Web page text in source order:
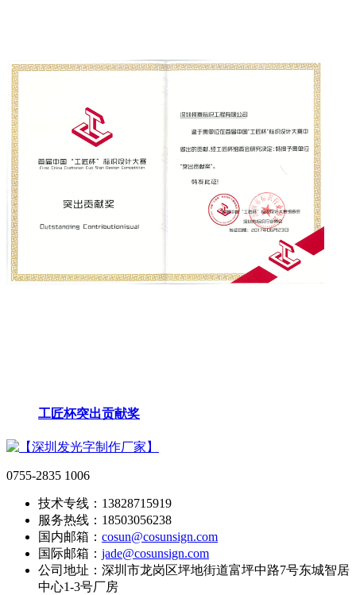
工匠杯突出贡献奖
0755-2835 1006
技术专线：13828715919
服务热线：18503056238
国内邮箱： cosun@cosunsign.com
国际邮箱： jade@cosunsign.com
公司地址：深圳市龙岗区坪地街道富坪中路7号东城智居
中心1-3号厂房